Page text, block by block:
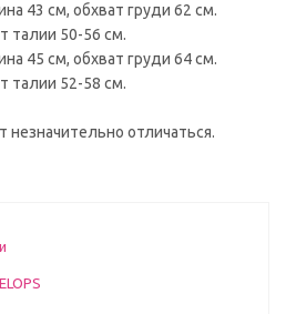
43 см, обхват груди 62 см.
талии 50-56 см.
45 см, обхват груди 64 см.
талии 52-58 см.
отличаться.